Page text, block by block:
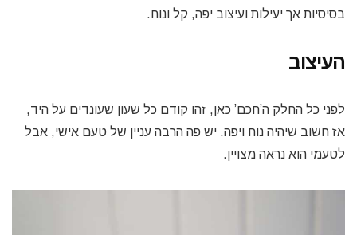
בסיסיות אך יעילות ועיצוב יפה, קל ונוח.
העיצוב
לפני כל החלק ה’חכם’ כאן, זהו קודם כל שעון שעונדים על היד,
אז חשוב שיהיה נוח ויפה. יש פה הרבה עניין של טעם אישי, אבל
לטעמי הוא נראה מצויין.